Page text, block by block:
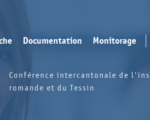
Documentation Monitorage
Conférence intercantonale de
romande et du Tessin